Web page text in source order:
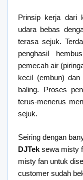
Prinsip kerja dari
udara bebas
terasa sejuk.
penghasil
pemecah air
kecil (embun) dan
baling. Proses
terus-menerus
sejuk.
Seiring dengan
DJTek sewa misty
misty fan untuk
customer sudah